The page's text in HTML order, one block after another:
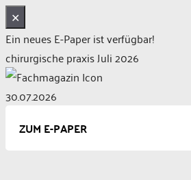
✕
Ein neues E-Paper ist verfügbar!
chirurgische praxis Juli 2026
30.07.2026
ZUM E-PAPER